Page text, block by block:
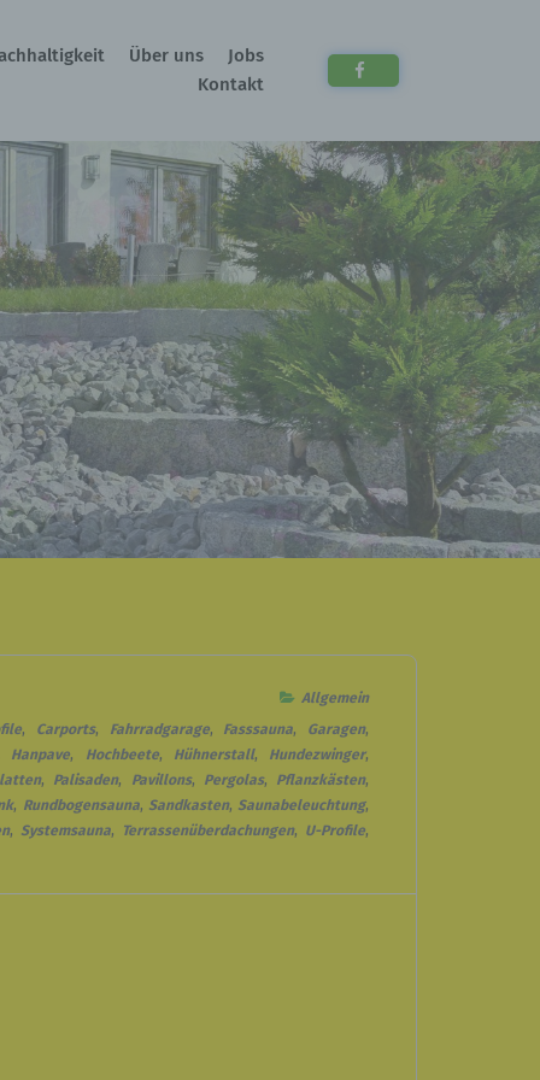
Über uns
Jobs
Kontakt
Allgemein
, Carports, Fahrradgarage, Fasssauna, Garagen,
Hanpave, Hochbeete, Hühnerstall, Hundezwinger,
, Palisaden, Pavillons, Pergolas, Pflanzkästen,
, Rundbogensauna, Sandkasten, Saunabeleuchtung,
, Systemsauna, Terrassenüberdachungen, U-Profile,